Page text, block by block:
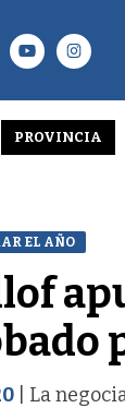
PROVINCIA
EL AÑO
| La